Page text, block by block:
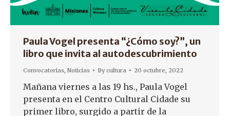
Paula Vogel presenta “¿Cómo soy?”, un
libro que invita al autodescubrimiento
Convocatorias, Noticias Bycultura 20 octubre, 2022
Mañana viernes a las 19 hs., Paula Vogel
presenta en el Centro Cultural Cidade su
primer libro, surgido a partir de la